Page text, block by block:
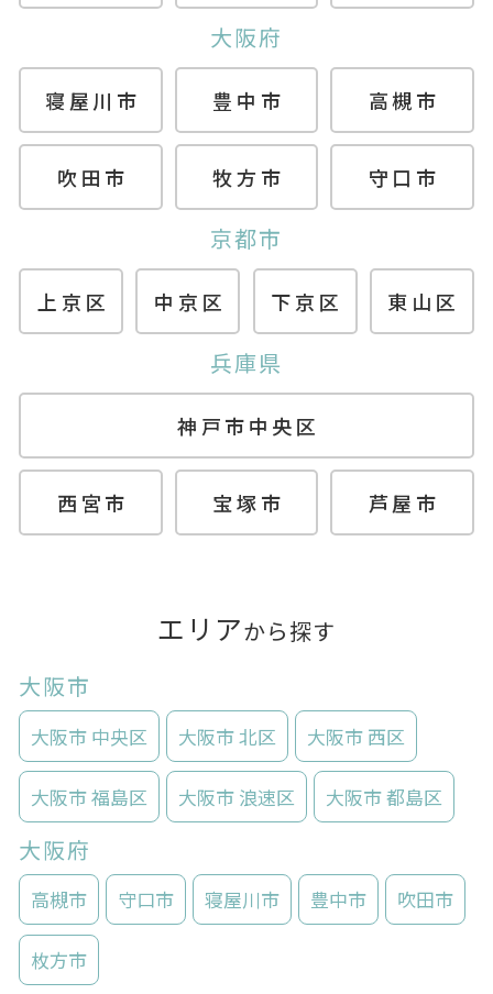
大阪府
寝屋川市 豊中市 高槻市
吹田市 牧方市 守口市
京都市
上京区 中京区 下京区 東山区
兵庫県
神戸市中央区
西宮市 宝塚市 芦屋市
エリアから探す
大阪市
大阪市 中央区 大阪市 北区 大阪市 西区
大阪市 福島区 大阪市 浪速区 大阪市 都島区
大阪府
高槻市 守口市 寝屋川市 豊中市 吹田市
枚方市